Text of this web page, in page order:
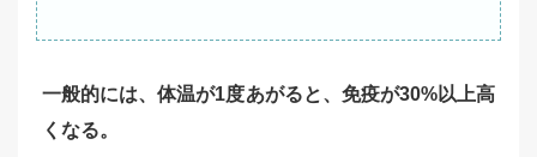
一般的には、体温が1度あがると、免疫が30%以上高
くなる。